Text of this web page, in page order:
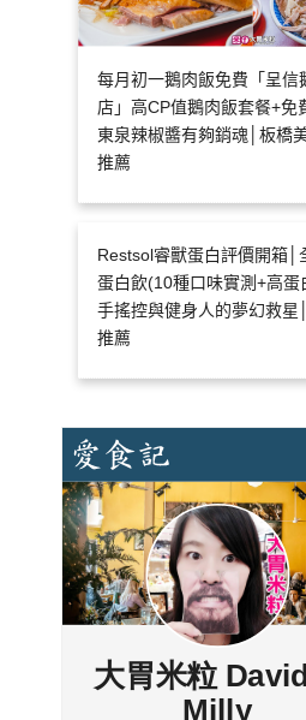
每月初一鵝肉飯免費「呈信
店」高CP值鵝肉飯套餐+免
東泉辣椒醬有夠銷魂│板橋
推薦
Restsol睿獸蛋白評價開箱│
蛋白飲(10種口味實測+高蛋
手搖控與健身人的夢幻救星
推薦